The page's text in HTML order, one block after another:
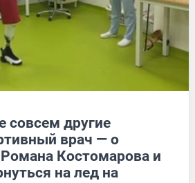
совсем другие
врач — о
Костомарова и
на лед на